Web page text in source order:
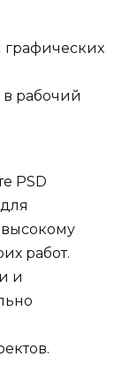
рабочий
PSD
высокому
работ.
и